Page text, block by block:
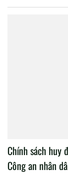
Chính sách huy
Công an nhân